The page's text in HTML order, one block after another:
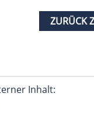
ZURÜCK
Inhalt: